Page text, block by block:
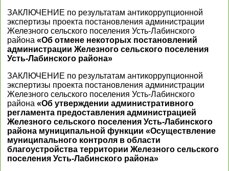
ЗАКЛЮЧЕНИЕ по результатам антикоррупционной
экспертизы проекта постановления администрации
Железного сельского поселения Усть-Лабинского
района «Об отмене некоторых постановлений
администрации Железного сельского поселения
Усть-Лабинского района»
ЗАКЛЮЧЕНИЕ по результатам антикоррупционной
экспертизы проекта постановления администрации
Железного сельского поселения Усть-Лабинского
района «Об утверждении административного
регламента предоставления администрацией
Железного сельского поселения Усть-Лабинского
района муниципальной функции «Осуществление
муниципального контроля в области
благоустройства территории Железного сельского
поселения Усть-Лабинского района»